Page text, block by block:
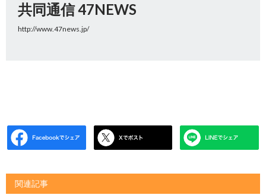
共同通信 47NEWS
http://www.47news.jp/
関連記事